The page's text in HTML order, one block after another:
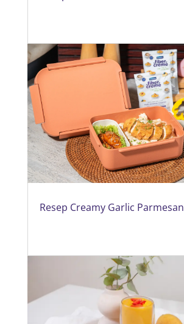
Resep Creamy Garlic Parmesan